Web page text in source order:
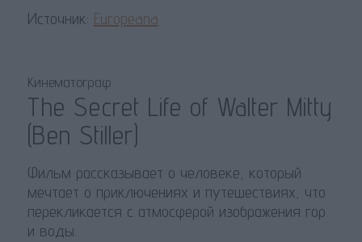
Источник: Europeana
Кинематограф
The Secret Life of Walter Mitty
(Ben Stiller)
Фильм рассказывает о человеке, который
мечтает о приключениях и путешествиях, что
перекликается с атмосферой изображения гор
и воды.